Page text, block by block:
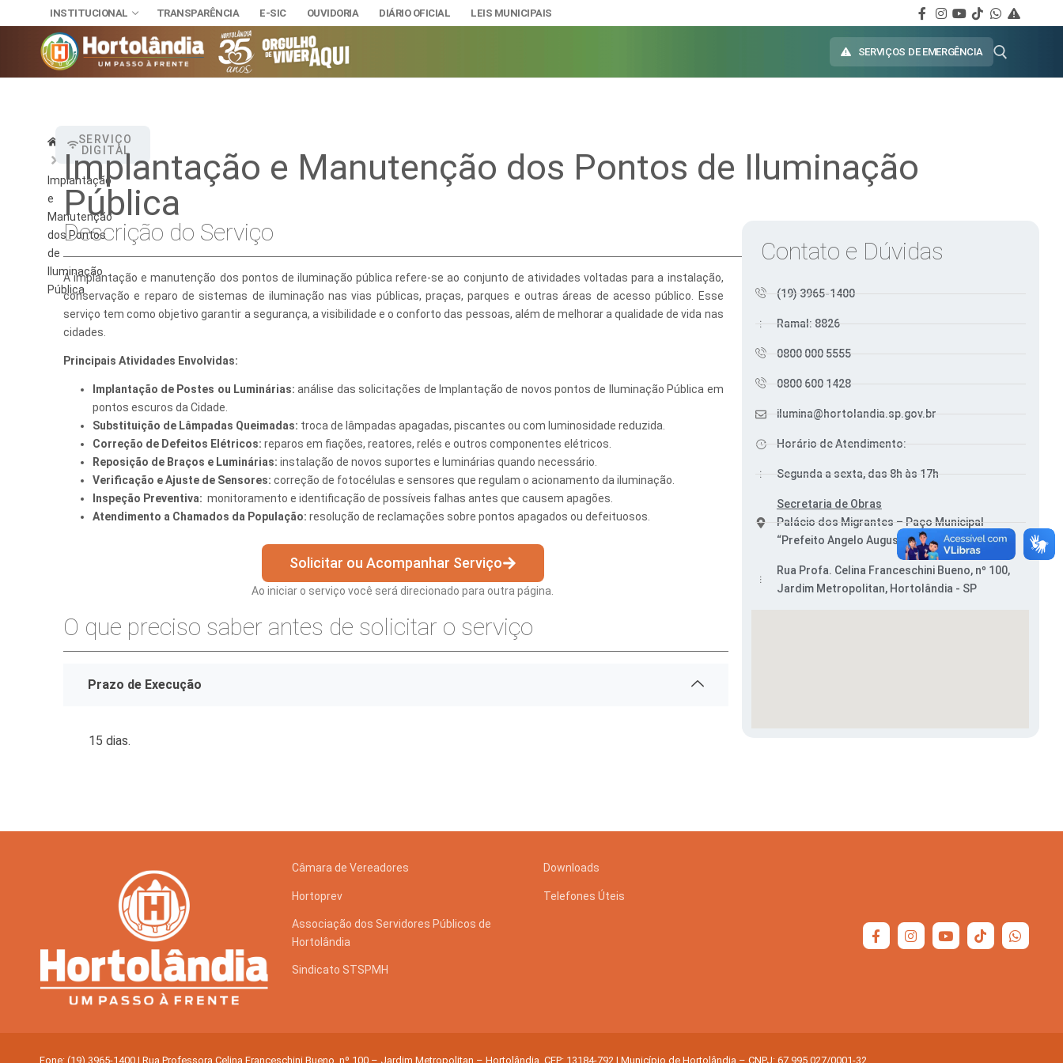
INSTITUCIONAL TRANSPARÊNCIA E-SIC OUVIDORIA DIÁRIO OFICIAL LEIS MUNICIPAIS
SERVIÇOS DE EMERGÊNCIA
SECRETARIAS
Cultura
Desenvolvimento Econômico, Trabalho, Turismo e Inovação
Educação, Ciência e Tecnologia
Habitação
Inclusão e Desenvolvimento Social
Meio Ambiente, Desenvolvimento Sustentável e Assuntos Climáticos
Obras
Planejamento Urbano e Gestão Estratégica
Saúde
Autoridades do Município
Downloads
Telefones Úteis
TRANSPARÊNCIA
E-SIC
Home
Implantação
e
Manutenção
dos Pontos
de
Iluminação
Pública
SERVIÇO
DIGITAL
Implantação e Manutenção dos Pontos de Iluminação
Pública
Descrição do Serviço
A implantação e manutenção dos pontos de iluminação pública refere-se ao conjunto de atividades voltadas para a instalação,
conservação e reparo de sistemas de iluminação nas vias públicas, praças, parques e outras áreas de acesso público. Esse
serviço tem como objetivo garantir a segurança, a visibilidade e o conforto das pessoas, além de melhorar a qualidade de vida nas
cidades.
Principais Atividades Envolvidas:
Implantação de Postes ou Luminárias: análise das solicitações de Implantação de novos pontos de Iluminação Pública em
pontos escuros da Cidade.
Substituição de Lâmpadas Queimadas: troca de lâmpadas apagadas, piscantes ou com luminosidade reduzida.
Correção de Defeitos Elétricos: reparos em fiações, reatores, relés e outros componentes elétricos.
Reposição de Braços e Luminárias: instalação de novos suportes e luminárias quando necessário.
Verificação e Ajuste de Sensores: correção de fotocélulas e sensores que regulam o acionamento da iluminação.
Inspeção Preventiva: monitoramento e identificação de possíveis falhas antes que causem apagões.
Atendimento a Chamados da População: resolução de reclamações sobre pontos apagados ou defeituosos.
Solicitar ou Acompanhar Serviço
Ao iniciar o serviço você será direcionado para outra página.
O que preciso saber antes de solicitar o serviço
Prazo de Execução
15 dias.
Contato e Dúvidas
(19) 3965-1400
Ramal: 8826
0800 000 5555
0800 600 1428
ilumina@hortolandia.sp.gov.br
Horário de Atendimento:
Segunda a sexta, das 8h às 17h
Secretaria de Obras
Palácio dos Migrantes – Paço Municipal
“Prefeito Angelo Augusto Perugini”
Rua Profa. Celina Franceschini Bueno, nº 100,
Jardim Metropolitan, Hortolândia - SP
Câmara de Vereadores
Hortoprev
Associação dos Servidores Públicos de
Hortolândia
Sindicato STSPMH
Downloads
Telefones Úteis
Fone: (19) 3965-1400 | Rua Professora Celina Franceschini Bueno, nº 100 – Jardim Metropolitan – Hortolândia. CEP: 13184-792 | Município de Hortolândia – CNPJ: 67.995.027/0001-32